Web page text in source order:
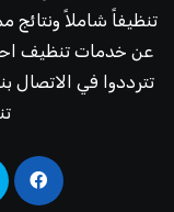
تنظيفاً شاملاً ونتائج
عن خدمات تنظيف